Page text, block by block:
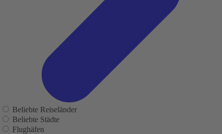
Beliebte Reiseländer
Beliebte Städte
Flughäfen